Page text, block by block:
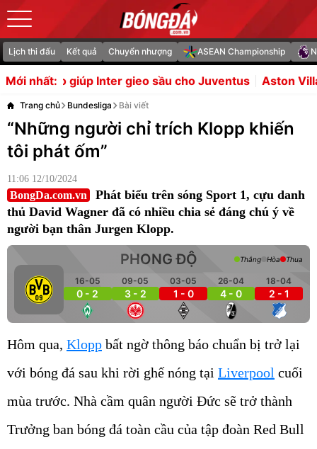
Lịch thi đấu Kết quả Chuyển nhượng ASEAN Championship
Mới nhất:
gieo sầu cho Juventus Aston Villa đạt thỏa thuận
Trang chủ Bundesliga Bài viết
“Những người chỉ trích Klopp khiến
tôi phát ốm”
11:06 12/10/2024
BongDa.com.vn
Phát biểu trên sóng Sport 1, cựu danh
thủ David Wagner đã có nhiều chia sẻ đáng chú ý về
người bạn thân Jurgen Klopp.
PHONG ĐỘ
16-05
0 - 2
09-05
3 - 2
03-05
1 - 0
26-04
4 - 0
18-04
2 - 1
Thắng Hòa Thua
Hôm qua, Klopp bất ngờ thông báo chuẩn bị trở lại
với bóng đá sau khi rời ghế nóng tại Liverpool cuối
mùa trước. Nhà cầm quân người Đức sẽ trở thành
Trưởng ban bóng đá toàn cầu của tập đoàn Red Bull